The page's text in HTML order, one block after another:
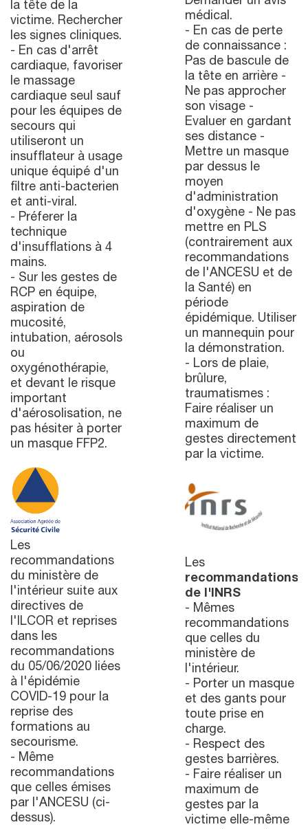
la tête de la
victime. Rechercher
les signes cliniques.
- En cas d'arrêt
cardiaque, favoriser
le massage
cardiaque seul sauf
pour les équipes de
secours qui
utiliseront un
insufflateur à usage
unique équipé d'un
filtre anti-bacterien
et anti-viral.
- Préferer la
technique
d'insufflations à 4
mains.
- Sur les gestes de
RCP en équipe,
aspiration de
mucosité,
intubation, aérosols
ou
oxygénothérapie,
et devant le risque
important
d'aérosolisation, ne
pas hésiter à porter
un masque FFP2.
Les
recommandations
du ministère de
l'intérieur suite aux
directives de
l'ILCOR et reprises
dans les
recommandations
du 05/06/2020 liées
à l'épidémie
COVID-19 pour la
reprise des
formations au
secourisme.
- Même
recommandations
que celles émises
par l'ANCESU (ci-
dessus).
médical.
- En cas de perte
de connaissance :
Pas de bascule de
la tête en arrière -
Ne pas approcher
son visage -
Evaluer en gardant
ses distance -
Mettre un masque
par dessus le
moyen
d'administration
d'oxygène - Ne pas
mettre en PLS
(contrairement aux
recommandations
de l'ANCESU et de
la Santé) en
période
épidémique. Utiliser
un mannequin pour
la démonstration.
- Lors de plaie,
brûlure,
traumatismes :
Faire réaliser un
maximum de
gestes directement
par la victime.
Les
recommandations
de l'INRS
- Mêmes
recommandations
que celles du
ministère de
l'intérieur.
- Porter un masque
et des gants pour
toute prise en
charge.
- Respect des
gestes barrières.
- Faire réaliser un
maximum de
gestes par la
victime elle-même